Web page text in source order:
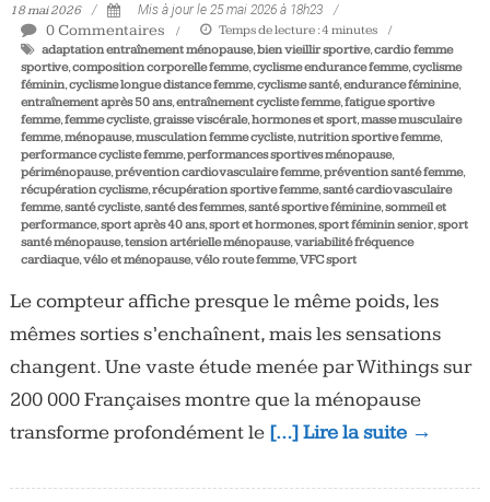
18 mai 2026 Mis à jour le 25 mai 2026 à 18h23
0 Commentaires Temps de lecture :4 minutes
adaptation entraînement ménopause,bien vieillir sportive,cardio femme
sportive,composition corporelle femme,cyclisme endurance femme,cyclisme
féminin,cyclisme longue distance femme,cyclisme santé,endurance féminine,
entraînement après 50 ans,entraînement cycliste femme,fatigue sportive
femme,femme cycliste,graisse viscérale,hormones et sport,masse musculaire
femme,ménopause,musculation femme cycliste,nutrition sportive femme,
performance cycliste femme,performances sportives ménopause,
périménopause,prévention cardiovasculaire femme,prévention santé femme,
récupération cyclisme,récupération sportive femme,santé cardiovasculaire
femme,santé cycliste,santé des femmes,santé sportive féminine,sommeil et
performance,sport après 40 ans,sport et hormones,sport féminin senior,sport
santé ménopause,tension artérielle ménopause,variabilité fréquence
cardiaque,vélo et ménopause,vélo route femme,VFC sport
Le compteur affiche presque le même poids, les
mêmes sorties s’enchaînent, mais les sensations
changent. Une vaste étude menée par Withings sur
200 000 Françaises montre que la ménopause
transforme profondément le […] Lire la suite →